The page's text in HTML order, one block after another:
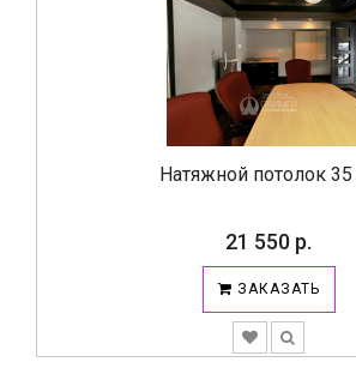
Натяжной потолок 35
21 550 р.
ЗАКАЗАТЬ